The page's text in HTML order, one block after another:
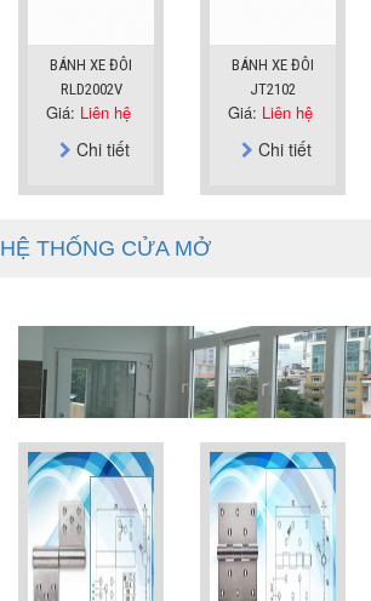
BÁNH XE ĐÔI
RLD2002V
Giá: Liên hệ
Chi tiết
BÁNH XE ĐÔI
JT2102
Giá: Liên hệ
Chi tiết
HỆ THỐNG CỬA MỞ